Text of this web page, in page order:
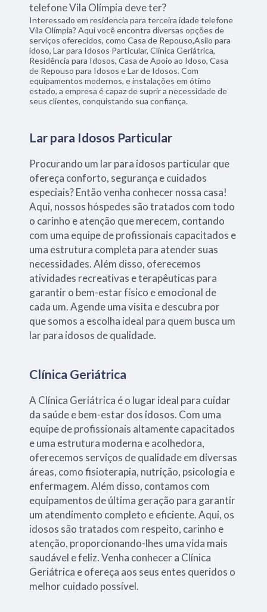
telefone Vila Olímpia deve ter?
Interessado em residencia para terceira idade telefone
Vila Olímpia? Aqui você encontra diversas opções de
serviços oferecidos, como Casa de Repouso,Asilo para
idoso, Lar para Idosos Particular, Clínica Geriátrica,
Residência para Idosos, Casa de Apoio ao Idoso, Casa
de Repouso para Idosos e Lar de Idosos. Com
equipamentos modernos, e instalações em ótimo
estado, a empresa é capaz de suprir a necessidade de
seus clientes, conquistando sua confiança.
Lar para Idosos Particular
Procurando um lar para idosos particular que
ofereça conforto, segurança e cuidados
especiais? Então venha conhecer nossa casa!
Aqui, nossos hóspedes são tratados com todo
o carinho e atenção que merecem, contando
com uma equipe de profissionais capacitados e
uma estrutura completa para atender suas
necessidades. Além disso, oferecemos
atividades recreativas e terapêuticas para
garantir o bem-estar físico e emocional de
cada um. Agende uma visita e descubra por
que somos a escolha ideal para quem busca um
lar para idosos de qualidade.
Clínica Geriátrica
A Clínica Geriátrica é o lugar ideal para cuidar
da saúde e bem-estar dos idosos. Com uma
equipe de profissionais altamente capacitados
e uma estrutura moderna e acolhedora,
oferecemos serviços de qualidade em diversas
áreas, como fisioterapia, nutrição, psicologia e
enfermagem. Além disso, contamos com
equipamentos de última geração para garantir
um atendimento completo e eficiente. Aqui, os
idosos são tratados com respeito, carinho e
atenção, proporcionando-lhes uma vida mais
saudável e feliz. Venha conhecer a Clínica
Geriátrica e ofereça aos seus entes queridos o
melhor cuidado possível.